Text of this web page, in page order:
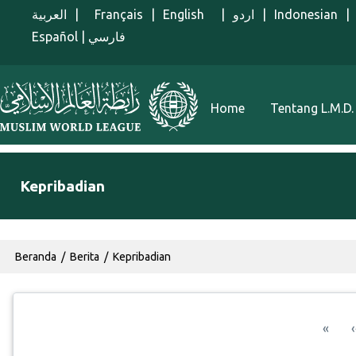
Lompat ke isi utama
العربية Français English اردو Indonesian
Español
فارسي
Menu Indonesian
Home Tentang L.M.D.
Kepribadian
Breadcrumb
Beranda Berita Kepribadian
«